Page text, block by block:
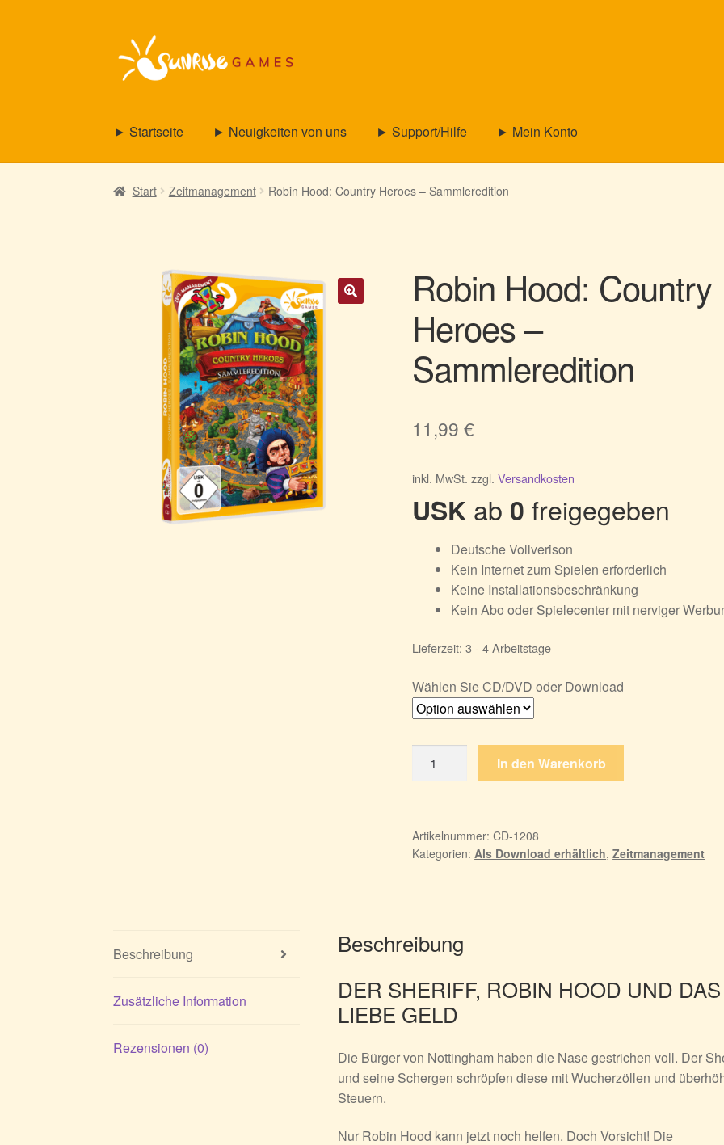
Zur
Navigation
springen
Zum
Inhalt
springen
► Startseite ► Neuigkeiten von uns ► Support/Hilfe ► Mein Konto
Start Zeitmanagement Robin Hood: Country Heroes – Sammleredition
Robin Hood: Country
Heroes –
Sammleredition
11,99€
inkl. MwSt. zzgl.Versandkosten
USK ab 0 freigegeben
Deutsche Vollverison
Kein Internet zum Spielen erforderlich
Keine Installationsbeschränkung
Kein Abo oder Spielecenter mit nerviger
Lieferzeit:3 - 4 Arbeitstage
Wählen Sie CD/DVD oder Download
Hood:
-
Sammleredition
In den Warenkorb
Artikelnummer:CD-1208
Kategorien:Als Download erhältlich,Zeitmanagement
Beschreibung
Zusätzliche Information
Rezensionen (0)
Beschreibung
DER SHERIFF, ROBIN HOOD UND DAS
LIEBE GELD
Die Bürger von Nottingham haben die Nase gestrichen voll. Der
und seine Schergen schröpfen diese mit Wucherzöllen und
Steuern.
Nur Robin Hood kann jetzt noch helfen. Doch Vorsicht! Die